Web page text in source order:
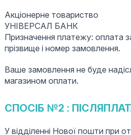
Акціонерне товариство
УНІВЕРСАЛ БАНК
Призначення платежу: оплата
прізвище і номер замовлення.
Ваше замовлення не буде
магазином оплати.
СПОСІБ №2 :
У відділенні Нової пошти при